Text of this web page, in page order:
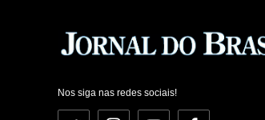
Nos siga nas redes sociais!